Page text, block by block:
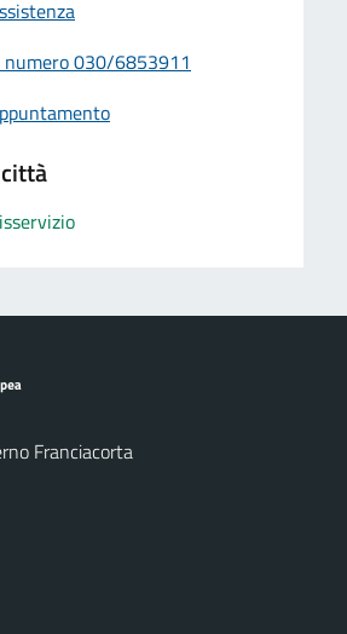
numero 030/6853911
Franciacorta